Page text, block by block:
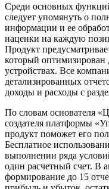
Среди основных
следует упомянуть о
информации и ее
наценки на каждую
Продукт
который оптимизирован
устройствах. Все
детализированных
доходы и расходы с
По словам основателя
создателя платформы
продукт поможет его
Бесплатное
выполнении ряда
один расчетный счет. В
формирование до 15